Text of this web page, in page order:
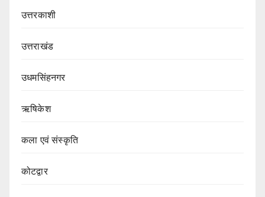
उत्तरकाशी
उत्तराखंड
उधमसिंहनगर
ऋषिकेश
कला एवं संस्कृति
कोटद्वार